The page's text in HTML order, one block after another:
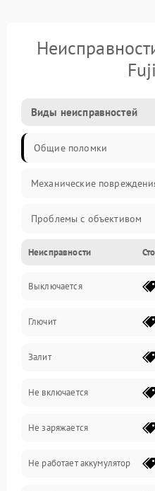
Виды неисправностей
Общие поломки
Механические
Проблемы с объективом
Электронные ошибки
Механические проблемы
Матрица и оптика
Питание и питание цепей
Проблемы с картами
Объективы
Программные сбои
Неисправности
Выключается
Глючит
Залит
Не включается
Не заряжается
Не работает аккумулятор